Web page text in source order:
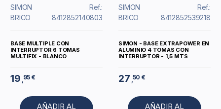
SIMON
BRICO
Ref.:
8412852140803
BASE MULTIPLE CON
INTERRUPTOR 6 TOMAS
MULTIFIX - BLANCO
19 95 €
AÑADIR AL
SIMON
BRICO
Ref.:
8412852539218
SIMON - BASE EXTRAPOWER EN
ALUMINIO 4 TOMAS CON
INTERRUPTOR - 1,5 MTS
27 ,50 €
AÑADIR AL